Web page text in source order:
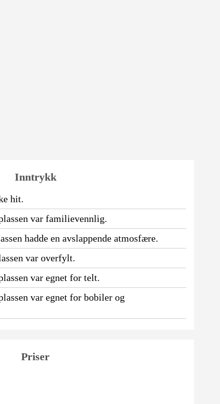
Inntrykk
hit.
var familievennlig.
hadde en avslappende atmosfære.
var overfylt.
var egnet for telt.
var egnet for bobiler og
Priser